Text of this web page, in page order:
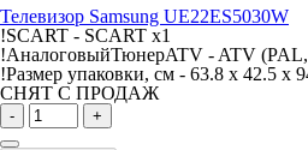
Телевизор Samsung UE22ES5030W
!SCART - SCART x1
!АналоговыйТюнерATV - ATV
!Размер упаковки, см - 63.8 x 42.5 x
СНЯТ С ПРОДАЖ
- +